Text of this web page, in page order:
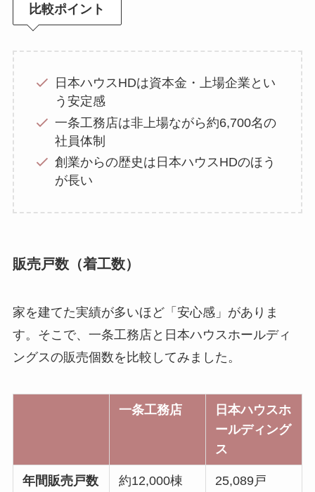
比較ポイント
日本ハウスHDは資本金・上場企業とい
う安定感
一条工務店は非上場ながら約6,700名の
社員体制
創業からの歴史は日本ハウスHDのほう
が長い
販売戸数（着工数）
家を建てた実績が多いほど「安心感」がありま
す。そこで、一条工務店と日本ハウスホールディ
ングスの販売個数を比較してみました。
一条工務店
日本ハウスホ
ールディング
ス
年間販売戸数
約12,000棟
25,089戸